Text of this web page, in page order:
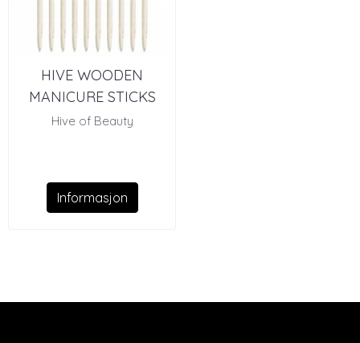
HIVE WOODEN
MANICURE STICKS
(10)
Hive of Beauty
Informasjon